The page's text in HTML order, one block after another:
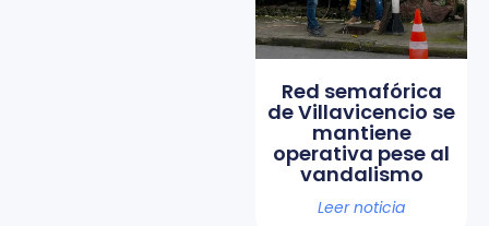
Red semafórica
de Villavicencio se
mantiene
operativa pese al
vandalismo
Leer noticia